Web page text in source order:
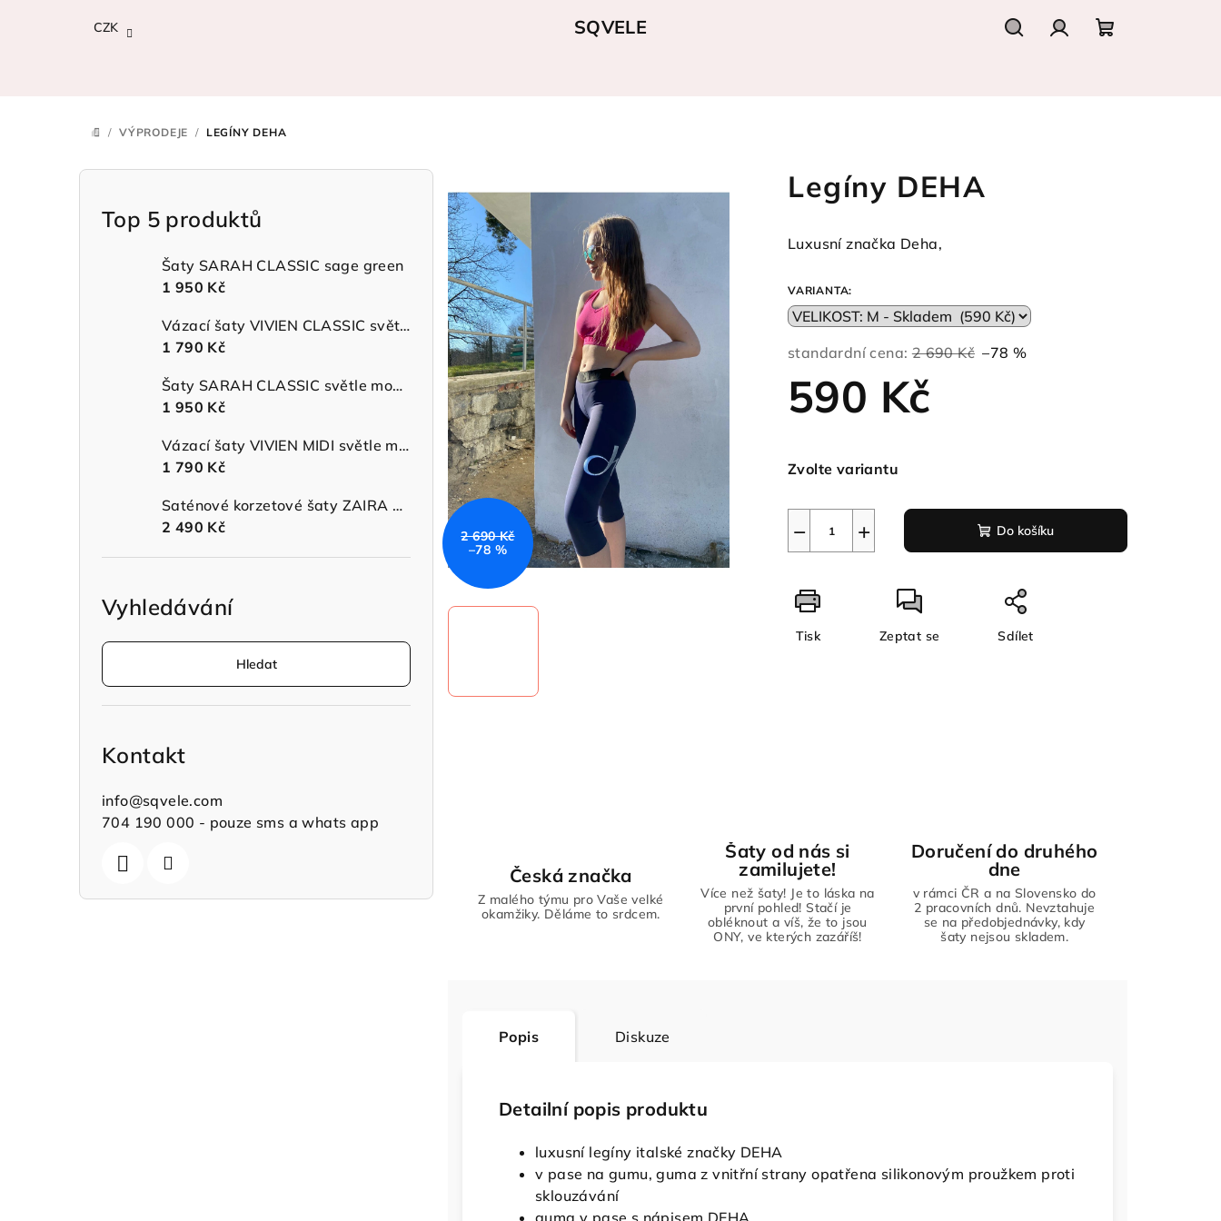
CZK
SQVELE
DOMŮ
/ VÝPRODEJE / LEGÍNY DEHA
P
Top 5 produktů
Šaty SARAH CLASSIC sage green
1 950 Kč
Vázací šaty VIVIEN CLASSIC světle růžové
1 790 Kč
Šaty SARAH CLASSIC světle modré
1 950 Kč
Vázací šaty VIVIEN MIDI světle modré shine
1 790 Kč
Saténové korzetové šaty ZAIRA MIDI s ramínky sage green
2 490 Kč
Vyhledávání
Hledat
Kontakt
info@sqvele.com
704 190 000 - pouze sms a whats app
Legíny DEHA
Luxusní značka Deha,
VARIANTA:
standardní cena: 2 690 Kč –78 %
590 Kč
cena:
Zvolte variantu
+
− Do košíku
Tisk Zeptat se Sdílet
2 690 Kč
–78 %
Česká značka
Z malého týmu pro Vaše velké
okamžiky. Děláme to srdcem.
Šaty od nás si
zamilujete!
Více než šaty! Je to láska na
první pohled! Stačí je
obléknout a víš, že to jsou
ONY, ve kterých zazáříš!
Doručení do druhého
dne
v rámci ČR a na Slovensko do
2 pracovních dnů. Nevztahuje
se na předobjednávky, kdy
šaty nejsou skladem.
Popis Diskuze
Detailní popis produktu
luxusní legíny italské značky DEHA
v pase na gumu, guma z vnitřní strany opatřena silikonovým proužkem proti
sklouzávání
guma v pase s nápisem DEHA